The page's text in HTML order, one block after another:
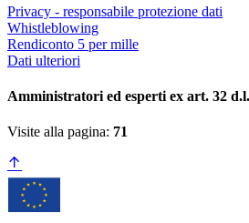
Privacy - responsabile protezione dati
Whistleblowing
Rendiconto 5 per mille
Dati ulteriori
Amministratori ed esperti ex art. 32
Visite alla pagina: 71